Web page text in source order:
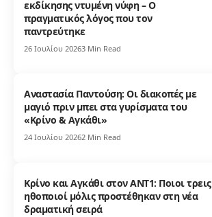
εκδίκησης ντυμένη νύφη – Ο
πραγματικός λόγος που τον
παντρεύτηκε
26 Ιουλίου 20263 Min Read
Αναστασία Παντούση: Οι διακοπές με
μαγιό πριν μπει στα γυρίσματα του
«Κρίνο & Αγκάθι»
24 Ιουλίου 20262 Min Read
Κρίνο και Αγκάθι στον ΑΝΤ1: Ποιοι τρεις
ηθοποιοί μόλις προστέθηκαν στη νέα
δραματική σειρά